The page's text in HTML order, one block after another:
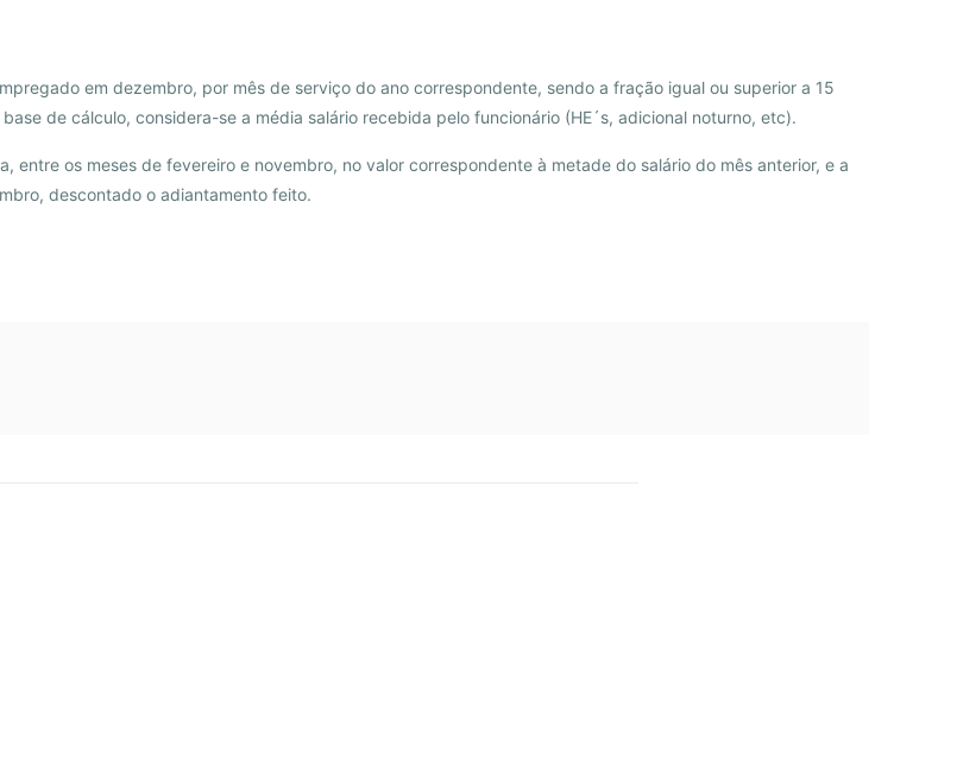
em dezembro, por mês de serviço do ano correspondente, sendo a fração igual ou superior a 15
de cálculo, considera-se a média salário recebida pelo funcionário (HE´s, adicional noturno, etc).
entre os meses de fevereiro e novembro, no valor correspondente à metade do salário do mês anterior, e a
descontado o adiantamento feito.